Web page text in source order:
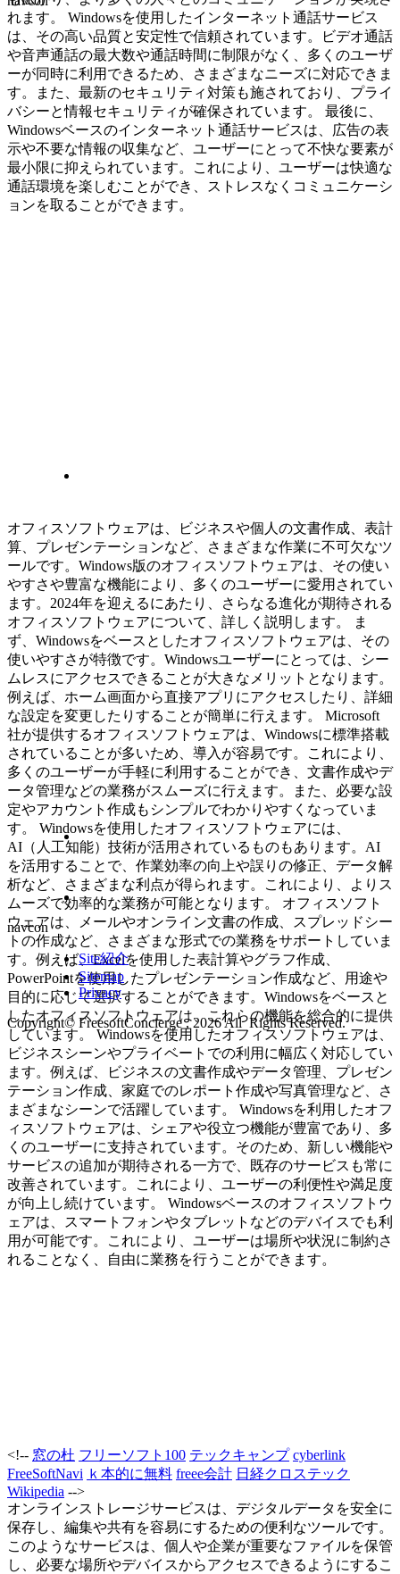
れます。 Windowsを使用したインターネット通話サービス
は、その高い品質と安定性で信頼されています。ビデオ通話
や音声通話の最大数や通話時間に制限がなく、多くのユーザ
ーが同時に利用できるため、さまざまなニーズに対応できま
す。また、最新のセキュリティ対策も施されており、プライ
バシーと情報セキュリティが確保されています。 最後に、
Windowsベースのインターネット通話サービスは、広告の表
示や不要な情報の収集など、ユーザーにとって不快な要素が
最小限に抑えられています。これにより、ユーザーは快適な
通話環境を楽しむことができ、ストレスなくコミュニケーシ
ョンを取ることができます。
オフィスソフトウェアは、ビジネスや個人の文書作成、表計
算、プレゼンテーションなど、さまざまな作業に不可欠なツ
ールです。Windows版のオフィスソフトウェアは、その使い
やすさや豊富な機能により、多くのユーザーに愛用されてい
ます。2024年を迎えるにあたり、さらなる進化が期待される
オフィスソフトウェアについて、詳しく説明します。 ま
ず、Windowsをベースとしたオフィスソフトウェアは、その
使いやすさが特徴です。Windowsユーザーにとっては、シー
ムレスにアクセスできることが大きなメリットとなります。
例えば、ホーム画面から直接アプリにアクセスしたり、詳細
な設定を変更したりすることが簡単に行えます。 Microsoft
社が提供するオフィスソフトウェアは、Windowsに標準搭載
されていることが多いため、導入が容易です。これにより、
多くのユーザーが手軽に利用することができ、文書作成やデ
ータ管理などの業務がスムーズに行えます。また、必要な設
定やアカウント作成もシンプルでわかりやすくなっていま
す。 Windowsを使用したオフィスソフトウェアには、
AI（人工知能）技術が活用されているものもあります。AI
を活用することで、作業効率の向上や誤りの修正、データ解
析など、さまざまな利点が得られます。これにより、よりス
ムーズで効率的な業務が可能となります。 オフィスソフト
ウェアは、メールやオンライン文書の作成、スプレッドシー
トの作成など、さまざまな形式での業務をサポートしていま
す。例えば、Excelを使用した表計算やグラフ作成、
PowerPointを使用したプレゼンテーション作成など、用途や
目的に応じて選択することができます。Windowsをベースと
したオフィスソフトウェアは、これらの機能を総合的に提供
しています。 Windowsを使用したオフィスソフトウェアは、
ビジネスシーンやプライベートでの利用に幅広く対応してい
ます。例えば、ビジネスの文書作成やデータ管理、プレゼン
テーション作成、家庭でのレポート作成や写真管理など、さ
まざまなシーンで活躍しています。 Windowsを利用したオフ
ィスソフトウェアは、シェアや役立つ機能が豊富であり、多
くのユーザーに支持されています。そのため、新しい機能や
サービスの追加が期待される一方で、既存のサービスも常に
改善されています。これにより、ユーザーの利便性や満足度
が向上し続けています。 Windowsベースのオフィスソフトウ
ェアは、スマートフォンやタブレットなどのデバイスでも利
用が可能です。これにより、ユーザーは場所や状況に制約さ
れることなく、自由に業務を行うことができます。
<!-- 窓の杜 フリーソフト100 テックキャンプ cyberlink
FreeSoftNavi ｋ本的に無料 freee会計 日経クロステック
Wikipedia -->
オンラインストレージサービスは、デジタルデータを安全に
保存し、編集や共有を容易にするための便利なツールです。
このようなサービスは、個人や企業が重要なファイルを保管
し、必要な場所やデバイスからアクセスできるようにするこ
navcon
Site紹介
Sitemap
Privacy
Copyright© FreesoftConcierge , 2026 All Rights Reserved.